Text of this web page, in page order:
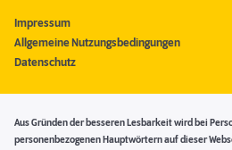
Impressum
Allgemeine Nutzungsbedingungen
Datenschutz
Aus Gründen der besseren Lesbarkeit wird bei
personenbezogenen Hauptwörtern auf dieser